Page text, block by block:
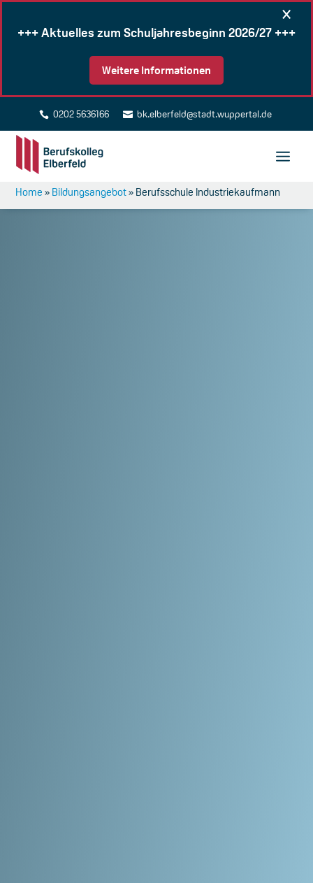
 0202 5636166  bk.elberfeld@stadt.wuppertal.de
Home » Bildungsangebot» Berufsschule Industriekaufmann
+++ Aktuelles zum Schuljahresbeginn 2026/27 +++
Weitere Informationen
×